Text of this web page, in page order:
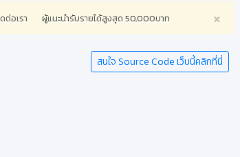
×
ผู้แนะนำรับรายได้สูงสุด 50,000บาท
สนใจ Source Code เว็บนี้คลิกที่นี่